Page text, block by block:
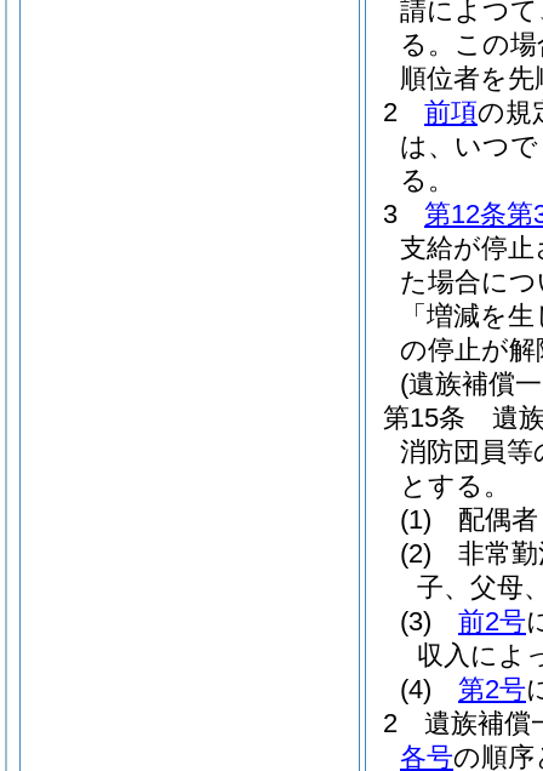
請によつ
る。 この
順位者を
2
前項の規
は、いつ
る。
3
第12条第
支給が停
た場合に
「増減を
の停止が
(遺族補償
第15条
遺
消防団員
とする。
(1)
配偶者
(2)
非常
子、父母
(3)
前2号
収入によ
(4)
第2号
2
遺族補償
各号の順序